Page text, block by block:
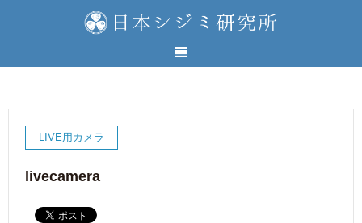
LIVE用カメラ
livecamera